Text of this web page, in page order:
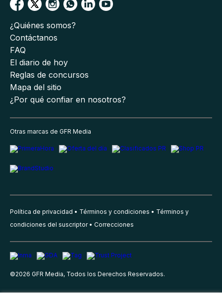
¿Quiénes somos?
Contáctanos
FAQ
El diario de hoy
Reglas de concursos
Mapa del sitio
¿Por qué confiar en nosotros?
Otras marcas de GFR Media
Política de privacidad Términos y condiciones
Términos y
condiciones del suscriptor
Correcciones
©2026 GFR Media, Todos los Derechos Reservados.